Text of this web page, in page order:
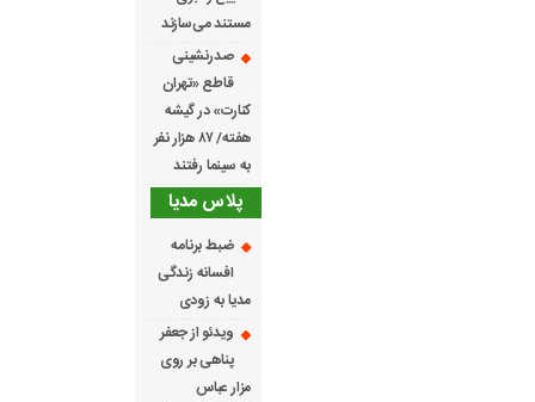
مستند می‌سازند
صدرنشینی
قاطع «تهران
کنارت» در گیشه
هفته/ ۸۷ هزار نفر
به سینما رفتند
پلاس مدیا
ضبط برنامه
افسانه زندگی
مدیا به زودی
ویدئو از جعفر
پناهی بر روی
مزار عباس